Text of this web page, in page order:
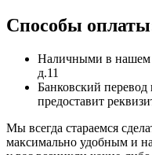
Способы
Наличными в нашем
д.11
Банковский
предоставит
Мы всегда стараемся
максимально удобным и